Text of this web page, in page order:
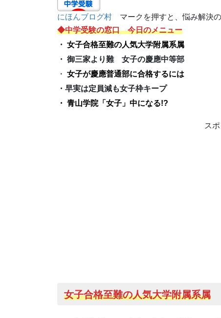
にほんブログ村 マークを押すと、悩み解決
◆中学受験の窓口 今日のメニュー
・ 女子合格至難の人気大学附属系属
・ 御三家より難 女子の慶應中等部
・ 女子が慶應普通部に合格するには
・早実は定員減も女子枠キープ
・ 青山学院「女子」中になる!?
ス
女子合格至難の人気大学附属系属